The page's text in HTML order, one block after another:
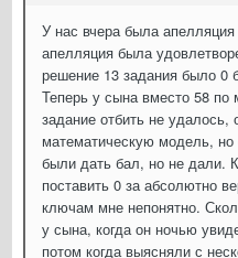
У нас вчера была
апелляция была
решение 13 задания было 0
Теперь у сына вместо 58
задание отбить не удалось,
математическую модель,
были дать бал, но не дали.
поставить 0 за абсолютно
ключам мне непонятно.
у сына, когда он ночью
потом когда выясняли с